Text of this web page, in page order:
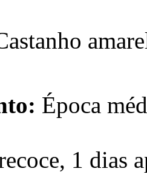
Época
1 dias